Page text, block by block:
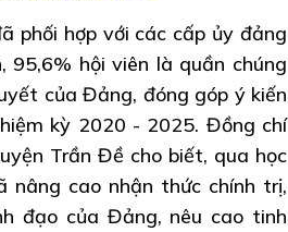
phối hợp với các cấp ủy đảng
95,6% hội viên là quần chúng
của Đảng, đóng góp ý kiến
kỳ 2020 - 2025. Đồng chí
Trần Đề cho biết, qua học
nâng cao nhận thức chính trị,
đạo của Đảng, nêu cao tinh